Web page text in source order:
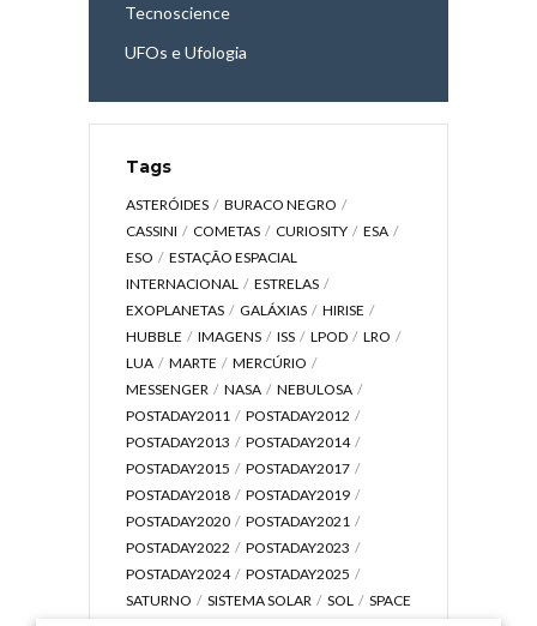
Tecnoscience
UFOs e Ufologia
Tags
ASTERÓIDES
BURACO NEGRO
CASSINI
COMETAS CURIOSITY
ESA
ESO
ESTAÇÃO ESPACIAL
INTERNACIONAL
ESTRELAS
EXOPLANETAS
GALÁXIAS
HIRISE
HUBBLE
IMAGENS ISS LPOD
LRO
LUA
MARTE
MERCÚRIO
MESSENGER
NASA
NEBULOSA
POSTADAY2011
POSTADAY2012
POSTADAY2013
POSTADAY2014
POSTADAY2015
POSTADAY2017
POSTADAY2018
POSTADAY2019
POSTADAY2020
POSTADAY2021
POSTADAY2022
POSTADAY2023
POSTADAY2024
POSTADAY2025
SATURNO
SISTEMA SOLAR SOL
SPACE